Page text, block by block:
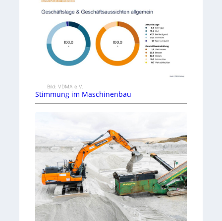
Bild: VDMA e.V.
Stimmung im Maschinenbau